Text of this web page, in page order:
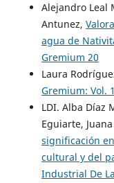
Alejandro Leal
Antunez,
agua de
Gremium 20
Laura
Gremium: Vol.
LDI. Alba Díaz
Eguiarte,
significación
cultural y del
Industrial De